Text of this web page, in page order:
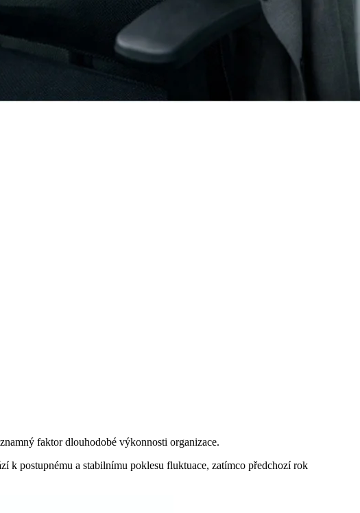
faktor dlouhodobé výkonnosti organizace.
k postupnému a stabilnímu poklesu fluktuace, zatímco předchozí rok